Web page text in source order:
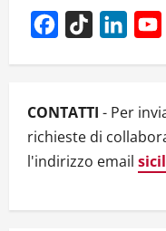
Facebook
TikTok
CONTATTI - Per
richieste di
l'indirizzo email